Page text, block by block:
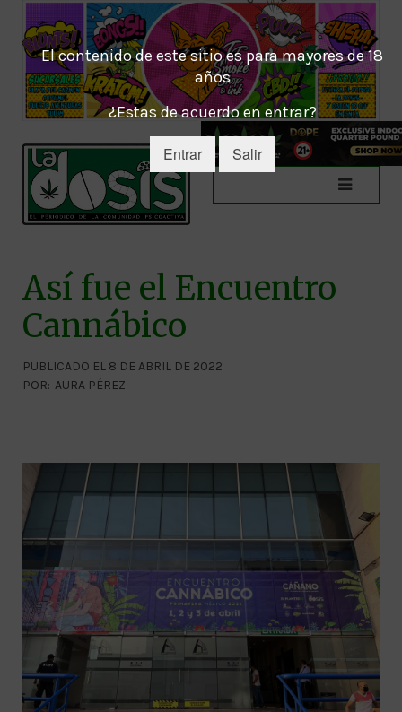
El contenido de este sitio es para mayores de 18
años
¿Estas de acuerdo en entrar?
Entrar Salir
Así fue el Encuentro
Cannábico
PUBLICADO EL 8 DE ABRIL DE 2022
POR: AURA PÉREZ